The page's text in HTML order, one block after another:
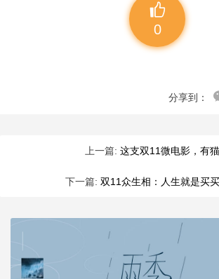
0
分享到：
上一篇: 这支双11微电影，有
下一篇: 双11众生相：人生就是买